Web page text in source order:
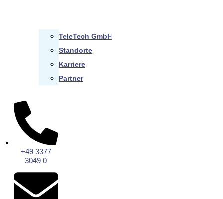
TeleTech GmbH
Standorte
Karriere
Partner
+49 3377
3049 0